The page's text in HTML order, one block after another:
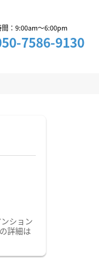
間：9:00am～6:00pm
7586-9130
ション
詳細は